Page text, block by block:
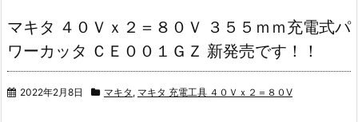
マキタ ４０Ｖｘ２＝８０Ｖ ３５５ｍｍ充電式パ
ワーカッタ ＣＥ００１ＧＺ 新発売です！！
2022年2月8日 マキタ , マキタ 充電工具 ４０Ｖｘ２＝８０V